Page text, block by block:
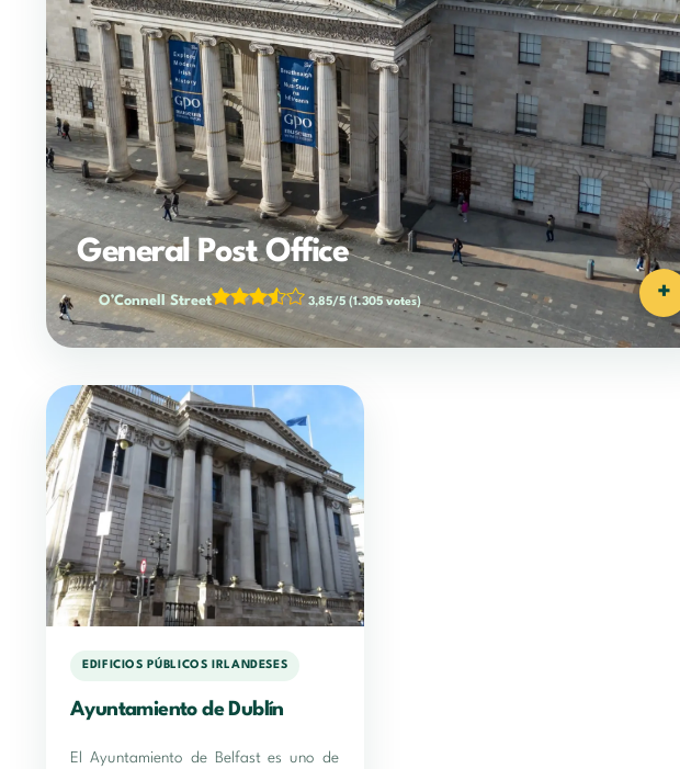
General Post Office
O’Connell Street 3,85/5 (1.305 votes) +
EDIFICIOS PÚBLICOS IRLANDESES
Ayuntamiento de Dublín
El Ayuntamiento de Belfast es uno de